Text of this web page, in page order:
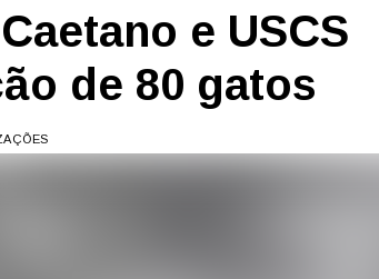
e USCS
de 80 gatos